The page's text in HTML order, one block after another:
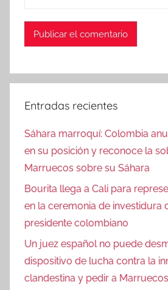
Entradas recientes
Sáhara marroquí: Colombia
en su posición y reconoce la
Marruecos sobre su Sáhara
Bourita llega a Cali para
en la ceremonia de investidura
presidente colombiano
Un juez español no puede
dispositivo de lucha contra la
clandestina y pedir a